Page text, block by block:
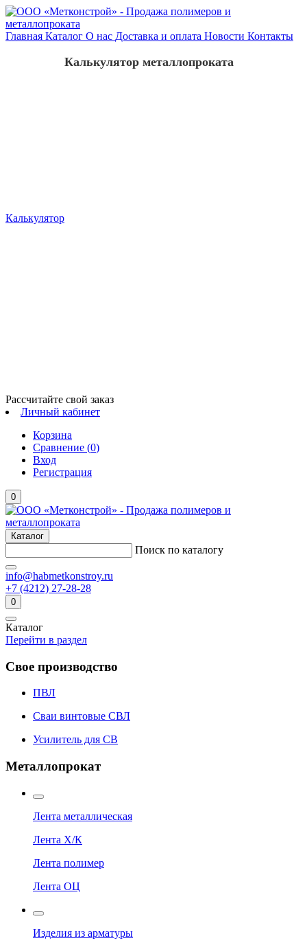
Главная Каталог О нас Доставка и оплата Новости Контакты
Калькулятор
Калькулятор металлопроката
Рассчитайте свой заказ
Личный кабинет
Корзина
Сравнение (0)
Вход
Регистрация
0
Каталог
Поиск по каталогу
info@habmetkonstroy.ru
+7 (4212) 27-28-28
0
Каталог
Перейти в раздел
Свое производство
ПВЛ
Сваи винтовые СВЛ
Усилитель для СВ
Металлопрокат
Лента металлическая
Лента Х/К
Лента полимер
Лента ОЦ
Изделия из арматуры